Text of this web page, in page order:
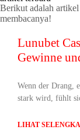
Berikut adalah
membacanya!
Lunubet
Gewinne
Wenn der Drang,
stark wird, fühlt
LIHAT